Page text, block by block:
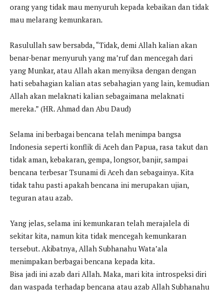
orang yang tidak mau menyuruh kepada kebaikan dan tidak
mau melarang kemunkaran.
Rasulullah saw bersabda, “Tidak, demi Allah kalian akan
benar-benar menyuruh yang ma’ruf dan mencegah dari
yang Munkar, atau Allah akan menyiksa dengan dengan
hati sebahagian kalian atas sebahagian yang lain, kemudian
Allah akan melaknati kalian sebagaimana melaknati
mereka.” (HR. Ahmad dan Abu Daud)
Selama ini berbagai bencana telah menimpa bangsa
Indonesia seperti konflik di Aceh dan Papua, rasa takut dan
tidak aman, kebakaran, gempa, longsor, banjir, sampai
bencana terbesar Tsunami di Aceh dan sebagainya. Kita
tidak tahu pasti apakah bencana ini merupakan ujian,
teguran atau azab.
Yang jelas, selama ini kemunkaran telah merajalela di
sekitar kita, namun kita tidak mencegah kemunkaran
tersebut. Akibatnya, Allah Subhanahu Wata’ala
menimpakan berbagai bencana kepada kita.
Bisa jadi ini azab dari Allah. Maka, mari kita introspeksi diri
dan waspada terhadap bencana atau azab Allah Subhanahu